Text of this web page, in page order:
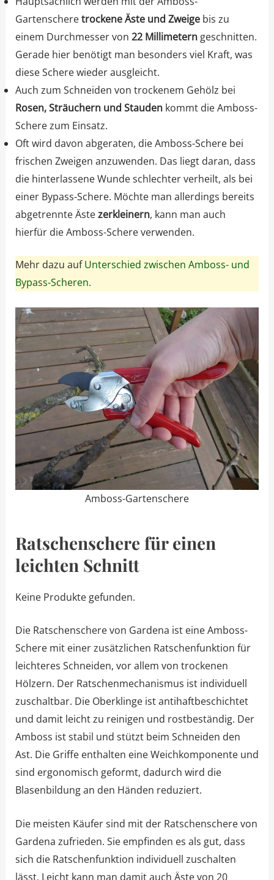
Gartenscheretrockene Äste und Zweigebis zu
einem Durchmesser von 22 Millimeterngeschnitten.
Gerade hier benötigt man besonders viel Kraft, was
diese Schere wieder ausgleicht.
Auch zum Schneiden von trockenem Gehölz bei
Rosen, Sträuchern und Staudenkommt die Amboss-
Schere zum Einsatz.
Oft wird davon abgeraten, die Amboss-Schere bei
frischen Zweigen anzuwenden. Das liegt daran, dass
die hinterlassene Wunde schlechter verheilt, als bei
einer Bypass-Schere. Möchte man allerdings bereits
abgetrennte Ästezerkleinern, kann man auch
hierfür die Amboss-Schere verwenden.
Mehr dazu aufUnterschied zwischen Amboss- und
Bypass-Scheren.
Amboss-Gartenschere
Ratschenschere für einen
leichten Schnitt
Keine Produkte gefunden.
Die Ratschenschere von Gardena ist eine Amboss-
Schere mit einer zusätzlichen Ratschenfunktion für
leichteres Schneiden, vor allem von trockenen
Hölzern. Der Ratschenmechanismus ist individuell
zuschaltbar. Die Oberklinge ist antihaftbeschichtet
und damit leicht zu reinigen und rostbeständig. Der
Amboss ist stabil und stützt beim Schneiden den
Ast. Die Griffe enthalten eine Weichkomponente und
sind ergonomisch geformt, dadurch wird die
Blasenbildung an den Händen reduziert.
Die meisten Käufer sind mit der Ratschenschere von
Gardena zufrieden. Sie empfinden es als gut, dass
sich die Ratschenfunktion individuell zuschalten
lässt. Leicht kann man damit auch Äste von 20